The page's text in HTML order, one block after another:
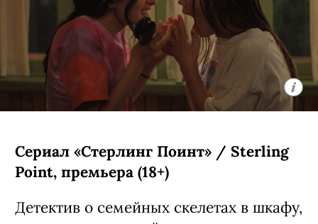
Сериал «Стерлинг Поинт» / Sterling
Point, премьера (18+)
Детектив о семейных скелетах в шкафу,